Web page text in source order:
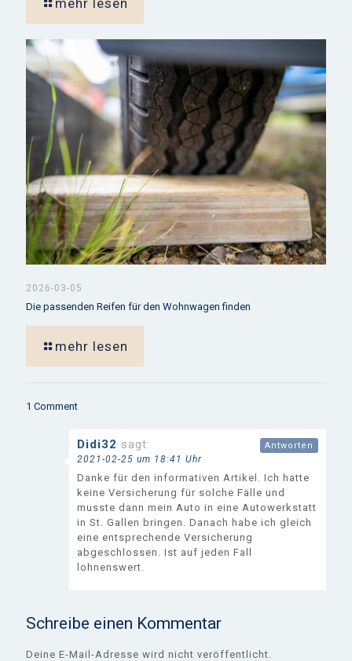
mehr lesen
2026-03-05
Die passenden Reifen für den Wohnwagen finden
mehr lesen
1 Comment
Didi32 sagt:
2021-02-25 um 18:41 Uhr
Danke für den informativen Artikel. Ich hatte
keine Versicherung für solche Fälle und
musste dann mein Auto in eine Autowerkstatt
in St. Gallen bringen. Danach habe ich gleich
eine entsprechende Versicherung
abgeschlossen. Ist auf jeden Fall
lohnenswert.
Antworten
Schreibe einen Kommentar
Deine E-Mail-Adresse wird nicht veröffentlicht.